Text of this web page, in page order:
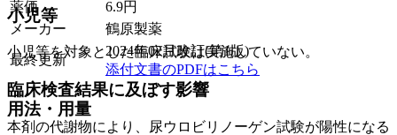
小児等
小児等を対象とした臨床試験は実施していない。
臨床検査結果に及ぼす影響
本剤の代謝物により、尿ウロビリノーゲン試験が陽性になる
薬価
6.9円
メーカー
鶴原製薬
最終更新
2024年02月改訂(第1版)
添付文書のPDFはこちら
用法・用量